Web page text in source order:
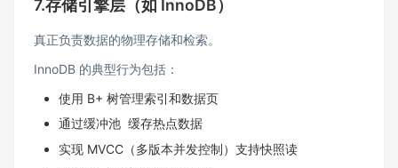
7.存储引擎层（如 InnoDB）
真正负责数据的物理存储和检索。
InnoDB 的典型行为包括：
使用 B+ 树管理索引和数据页
通过缓冲池 缓存热点数据
实现 MVCC（多版本并发控制）支持快照读